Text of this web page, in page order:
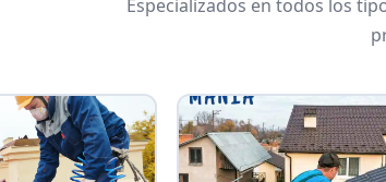
Especializados en todos los